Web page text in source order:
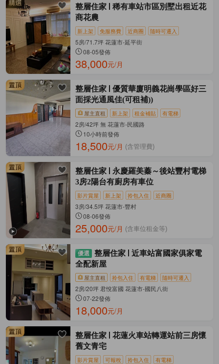
整層住家
稀有車站市區別墅出租近花
商花農
新上架 免服務費 近商圈 隨時可遷入
5房/71.7坪 花蓮市-延平街
08-05發佈
38,000元/月
整層住家
優質華廈明義花崗學區好三
面採光通風佳(可租補))
屋主直租 新上架 租金補貼 有電梯
2房/42坪 無 花蓮市-民國路
10小時前發佈
18,500元/月 (含管理費)
整層住家
永慶羅美蓁～後站豐村電梯
3房2陽台有廚房有車位
影片賞屋 新上架 拎包入住 近商圈
3房/34.5坪 花蓮市-豐村
08-06發佈
25,000元/月 (含車位租金等)
整層住家
近車站富國家俱家電
全配新屋
屋主直租 拎包入住 有電梯 隨時可遷入
2房/20坪 君悅富國 花蓮市-國民八街
07-22發佈
18,000元/月
整層住家
花蓮火車站轉運站前三房懷
舊文青宅
影片賞屋 可報稅 拎包入住 有電梯